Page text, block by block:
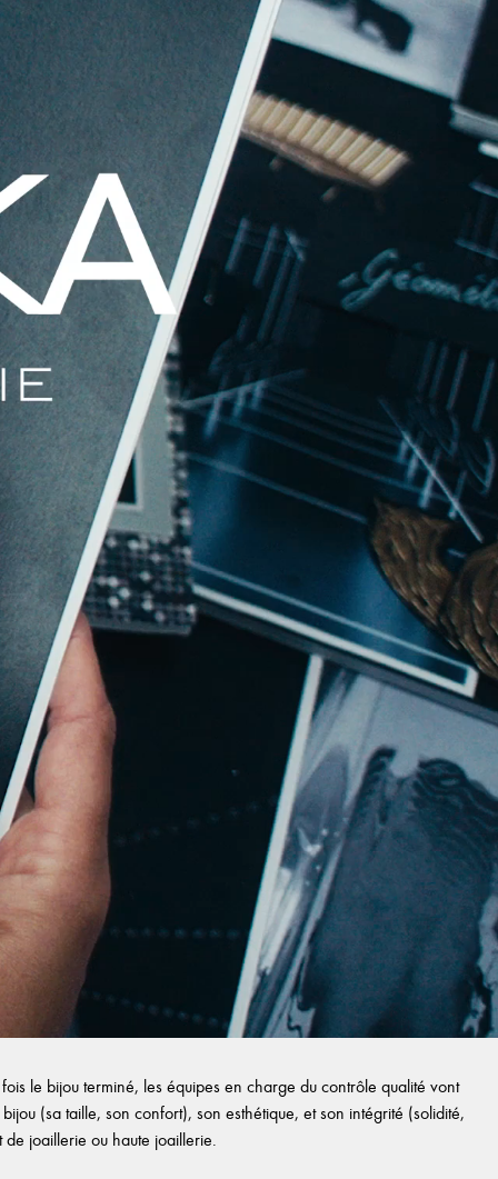
le bijou terminé, les équipes en charge du contrôle qualité vont
(sa taille, son confort), son esthétique, et son intégrité (solidité,
de joaillerie ou haute joaillerie.